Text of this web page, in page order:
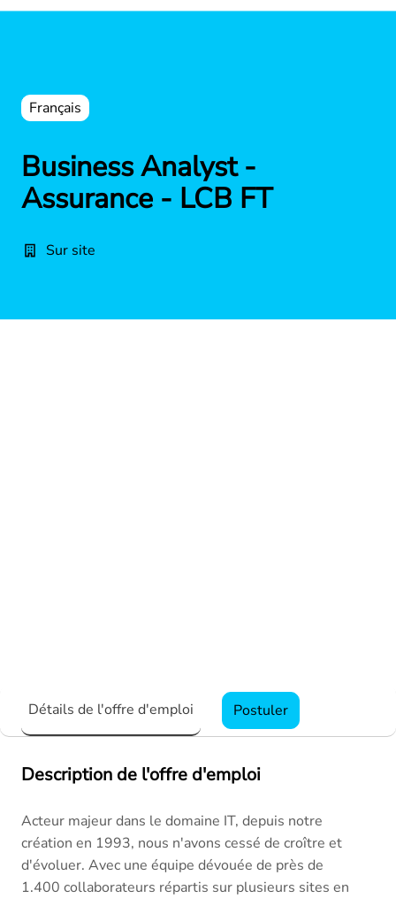
Français
Business Analyst -
Assurance - LCB FT
Sur site
Détails de l'offre d'emploi Postuler
Description de l'offre d'emploi
Acteur majeur dans le domaine IT, depuis notre
création en 1993, nous n'avons cessé de croître et
d'évoluer. Avec une équipe dévouée de près de
1.400 collaborateurs répartis sur plusieurs sites en